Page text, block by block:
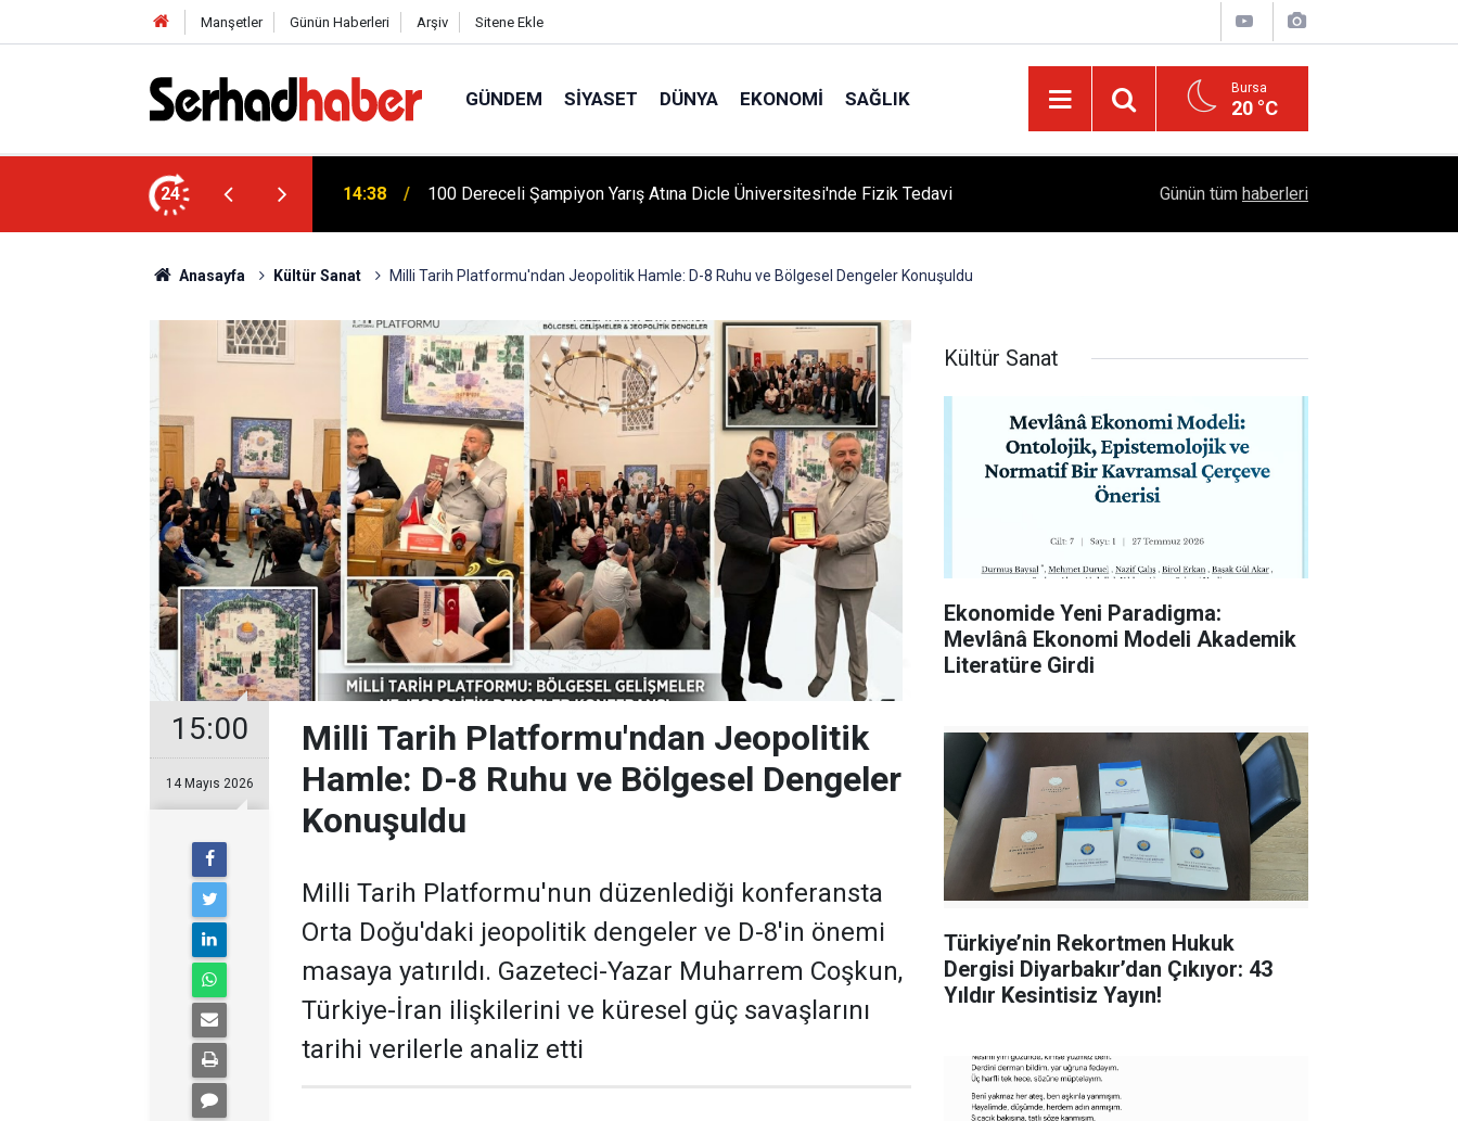
Manşetler Günün Haberleri Arşiv Sitene Ekle
GÜNDEM SIYASET DÜNYA EKONOMI SAĞLIK Bursa
20 °C
24
Dicle Üniversitesi'nde Fizik Tedavi 04:20
Türkiye'yi Değiştiren Lider Turgut Özal'ın Asıl Mesleği Ne? Şaşırtan
Mühendislik Hikayesi
"PROJE: 0011" Adımı
Günün tüm haberleri
Anasayfa Kültür Sanat Milli Tarih Platformu'ndan Jeopolitik Hamle: D-8 Ruhu ve Bölgesel Dengeler Konuşuldu
15:00
14 Mayıs 2026
Milli Tarih Platformu'ndan Jeopolitik
Hamle: D-8 Ruhu ve Bölgesel Dengeler
Konuşuldu
Milli Tarih Platformu'nun düzenlediği konferansta
Orta Doğu'daki jeopolitik dengeler ve D-8'in önemi
masaya yatırıldı. Gazeteci-Yazar Muharrem Coşkun,
Türkiye-İran ilişkilerini ve küresel güç savaşlarını
tarihi verilerle analiz etti
Kültür Sanat
Ekonomide Yeni Paradigma:
Mevlânâ Ekonomi Modeli Akademik
Literatüre Girdi
Türkiye’nin Rekortmen Hukuk
Dergisi Diyarbakır’dan Çıkıyor: 43
Yıldır Kesintisiz Yayın!